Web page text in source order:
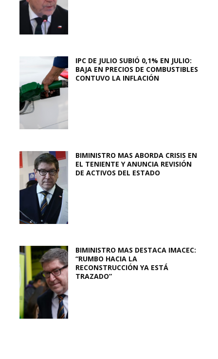
IPC DE JULIO SUBIÓ 0,1% EN JULIO:
BAJA EN PRECIOS DE COMBUSTIBLES
CONTUVO LA INFLACIÓN
BIMINISTRO MAS ABORDA CRISIS EN
EL TENIENTE Y ANUNCIA REVISIÓN
DE ACTIVOS DEL ESTADO
BIMINISTRO MAS DESTACA IMACEC:
“RUMBO HACIA LA
RECONSTRUCCIÓN YA ESTÁ
TRAZADO”